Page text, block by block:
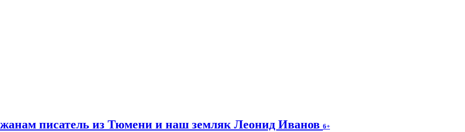
писатель из Тюмени и наш земляк Леонид Иванов 6+